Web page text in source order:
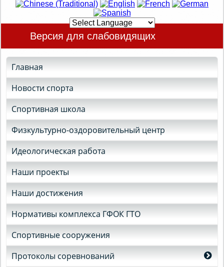
Версия для слабовидящих
Главная
Новости спорта
Спортивная школа
Физкультурно-оздоровительный центр
Идеологическая работа
Наши проекты
Наши достижения
Нормативы комплекса ГФОК ГТО
Спортивные сооружения
Протоколы соревнований